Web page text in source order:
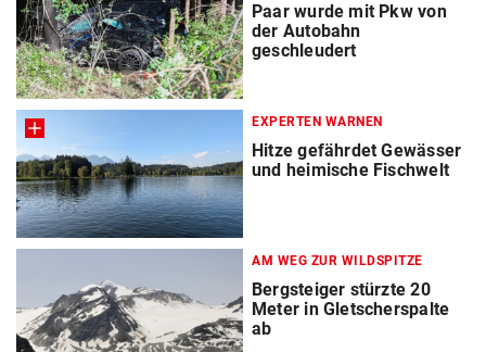
Paar wurde mit Pkw von
der Autobahn
geschleudert
EXPERTEN WARNEN
Hitze gefährdet Gewässer
und heimische Fischwelt
AM WEG ZUR WILDSPITZE
Bergsteiger stürzte 20
Meter in Gletscherspalte
ab